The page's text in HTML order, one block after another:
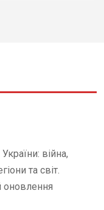
війна,
та світ.
оновлення